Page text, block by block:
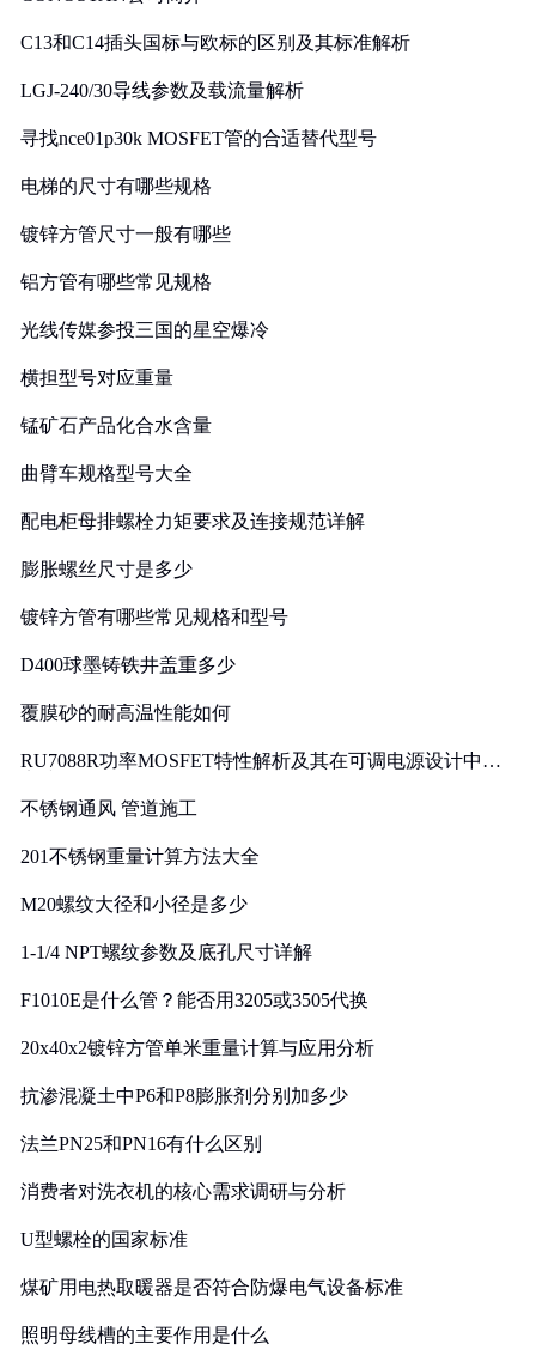
C13和C14插头国标与欧标的区别及其标准解析
LGJ-240/30导线参数及载流量解析
寻找nce01p30k MOSFET管的合适替代型号
电梯的尺寸有哪些规格
镀锌方管尺寸一般有哪些
铝方管有哪些常见规格
光线传媒参投三国的星空爆冷
横担型号对应重量
锰矿石产品化合水含量
曲臂车规格型号大全
配电柜母排螺栓力矩要求及连接规范详解
膨胀螺丝尺寸是多少
镀锌方管有哪些常见规格和型号
D400球墨铸铁井盖重多少
覆膜砂的耐高温性能如何
RU7088R功率MOSFET特性解析及其在可调电源设计中的
不锈钢通风 管道施工
201不锈钢重量计算方法大全
M20螺纹大径和小径是多少
1-1/4 NPT螺纹参数及底孔尺寸详解
F1010E是什么管？能否用3205或3505代换
20x40x2镀锌方管单米重量计算与应用分析
抗渗混凝土中P6和P8膨胀剂分别加多少
法兰PN25和PN16有什么区别
消费者对洗衣机的核心需求调研与分析
U型螺栓的国家标准
煤矿用电热取暖器是否符合防爆电气设备标准
照明母线槽的主要作用是什么